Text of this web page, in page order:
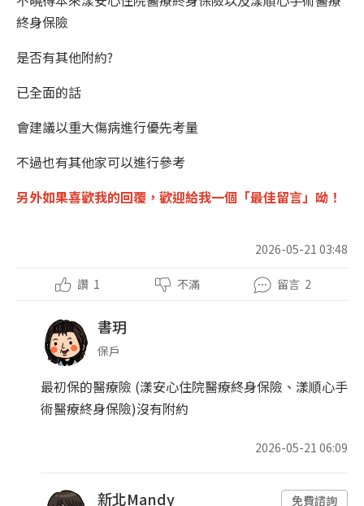
終身保險
是否有其他附約?
已全面的話
會建議以重大傷病進行優先考量
不過也有其他家可以進行參考
另外如果喜歡我的回覆， 歡迎給我一個「最佳留言」呦！
2026-05-21 03:48
讚 1 不滿 留言 2
書玥
保戶
最初保的醫療險 (漾安心住院醫療終身保險、漾順心手
術醫療終身保險)沒有附約
2026-05-21 06:09
新北Mandy 免費諮詢